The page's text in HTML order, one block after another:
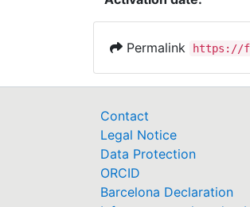
Permalink https://
Contact
Legal Notice
Data Protection
ORCID
Barcelona Declaration